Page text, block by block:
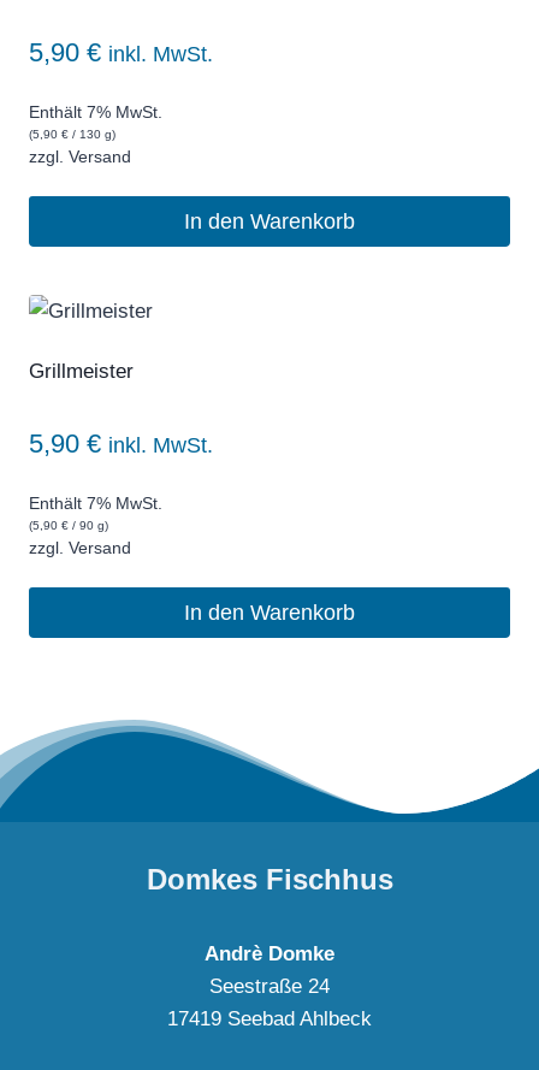
5,90 € inkl. MwSt.
Enthält 7% MwSt.
(5,90 € / 130 g)
zzgl. Versand
In den Warenkorb
Grillmeister
5,90 € inkl. MwSt.
Enthält 7% MwSt.
(5,90 € / 90 g)
zzgl. Versand
In den Warenkorb
Domkes Fischhus
Andrè Domke
Seestraße 24
17419 Seebad Ahlbeck